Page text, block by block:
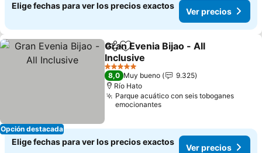
Elige fechas para ver los precios exactos
Ver precios
Opción destacada
CompartirAgregar a favoritos
Gran Evenia Bijao - All
Inclusive
Ver precios
5 Estrellas
8,0 Muy bueno
9.325
Río Hato
Parque acuático con seis toboganes
emocionantes
Elige fechas para ver los precios exactos
Ver precios